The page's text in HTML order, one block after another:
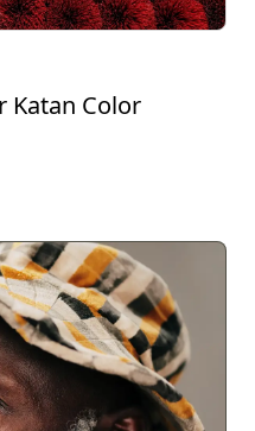
Katan Color